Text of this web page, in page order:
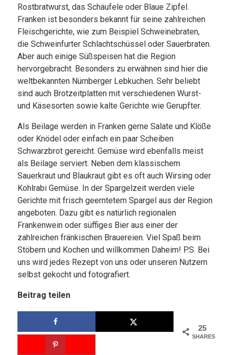
Rostbratwurst, das Schäufele oder Blaue Zipfel.
Franken ist besonders bekannt für seine zahlreichen
Fleischgerichte, wie zum Beispiel Schweinebraten,
die Schweinfurter Schlachtschüssel oder Sauerbraten.
Aber auch einige Süßspeisen hat die Region
hervorgebracht. Besonders zu erwähnen sind hier die
weltbekannten Nürnberger Lebkuchen. Sehr beliebt
sind auch Brotzeitplatten mit verschiedenen Wurst-
und Käsesorten sowie kalte Gerichte wie Gerupfter.
Als Beilage werden in Franken gerne Salate und Klöße
oder Knödel oder einfach ein paar Scheiben
Schwarzbrot gereicht. Gemüse wird ebenfalls meist
als Beilage serviert. Neben dem klassischem
Sauerkraut und Blaukraut gibt es oft auch Wirsing oder
Kohlrabi Gemüse. In der Spargelzeit werden viele
Gerichte mit frisch geerntetem Spargel aus der Region
angeboten. Dazu gibt es natürlich regionalen
Frankenwein oder süffiges Bier aus einer der
zahlreichen fränkischen Brauereien. Viel Spaß beim
Stöbern und Kochen und willkommen Daheim! P.S. Bei
uns wird jedes Rezept von uns oder unseren Nutzern
selbst gekocht und fotografiert.
Beitrag teilen
25
SHARES